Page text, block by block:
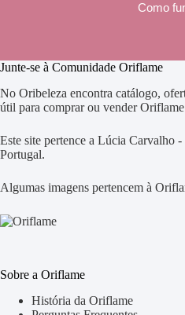
Como
Junte-se à Comunidade Oriflame
No Oribeleza encontra catálogo,
útil para comprar ou vender
Este site pertence a Lúcia Carvalho
Portugal.
Algumas imagens pertencem à
Sobre a Oriflame
História da Oriflame